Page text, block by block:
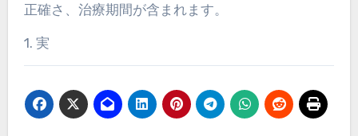
正確さ、治療期間が含まれます。
1. 実